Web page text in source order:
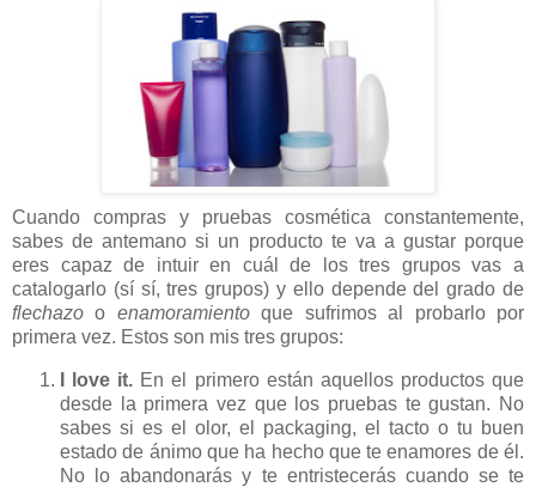
Cuando compras y pruebas cosmética constantemente,
sabes de antemano si un producto te va a gustar porque
eres capaz de intuir en cuál de los tres grupos vas a
catalogarlo (sí sí, tres grupos) y ello depende del grado de
flechazo o enamoramientoque sufrimos al probarlo por
primera vez. Estos son mis tres grupos:
I love it. En el primero están aquellos productos que
desde la primera vez que los pruebas te gustan. No
sabes si es el olor, el packaging, el tacto o tu buen
estado de ánimo que ha hecho que te enamores de él.
No lo abandonarás y te entristecerás cuando se te